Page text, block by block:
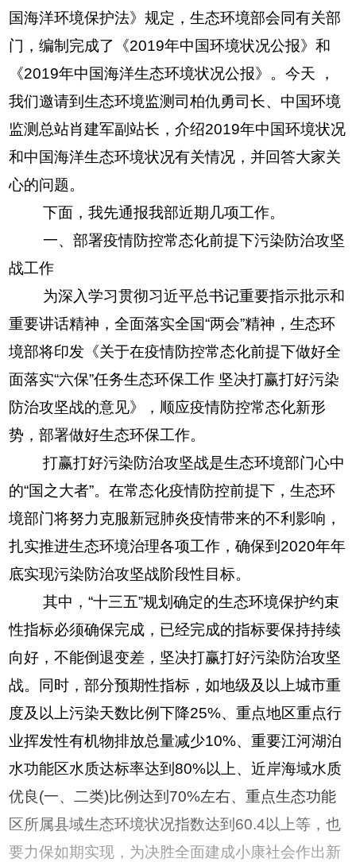
国海洋环境保护法》规定，生态环境部会同有关部
门，编制完成了《2019年中国环境状况公报》和
《2019年中国海洋生态环境状况公报》。今天 ，
我们邀请到生态环境监测司柏仇勇司长、中国环境
监测总站肖建军副站长，介绍2019年中国环境状况
和中国海洋生态环境状况有关情况，并回答大家关
心的问题。
下面，我先通报我部近期几项工作。
一、部署疫情防控常态化前提下污染防治攻坚
战工作
为深入学习贯彻习近平总书记重要指示批示和
重要讲话精神，全面落实全国“两会”精神，生态环
境部将印发《关于在疫情防控常态化前提下做好全
面落实“六保”任务生态环保工作 坚决打赢打好污染
防治攻坚战的意见》，顺应疫情防控常态化新形
势，部署做好生态环保工作。
打赢打好污染防治攻坚战是生态环境部门心中
的“国之大者”。在常态化疫情防控前提下，生态环
境部门将努力克服新冠肺炎疫情带来的不利影响，
扎实推进生态环境治理各项工作，确保到2020年年
底实现污染防治攻坚战阶段性目标。
其中，“十三五”规划确定的生态环境保护约束
性指标必须确保完成，已经完成的指标要保持持续
向好，不能倒退变差，坚决打赢打好污染防治攻坚
战。同时，部分预期性指标，如地级及以上城市重
度及以上污染天数比例下降25%、重点地区重点行
业挥发性有机物排放总量减少10%、重要江河湖泊
水功能区水质达标率达到80%以上、近岸海域水质
优良(一、二类)比例达到70%左右、重点生态功能
区所属县域生态环境状况指数达到60.4以上等，也
要力保如期实现，为决胜全面建成小康社会作出新